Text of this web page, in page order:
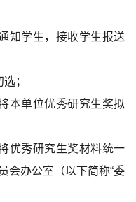
知学生，接收学生报送
；
本单位优秀研究生奖拟
优秀研究生奖材料统一
会办公室（以下简称“委